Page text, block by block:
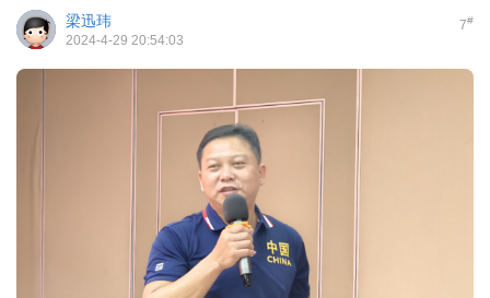
7#
梁迅玮
2024-4-29 20:54:03